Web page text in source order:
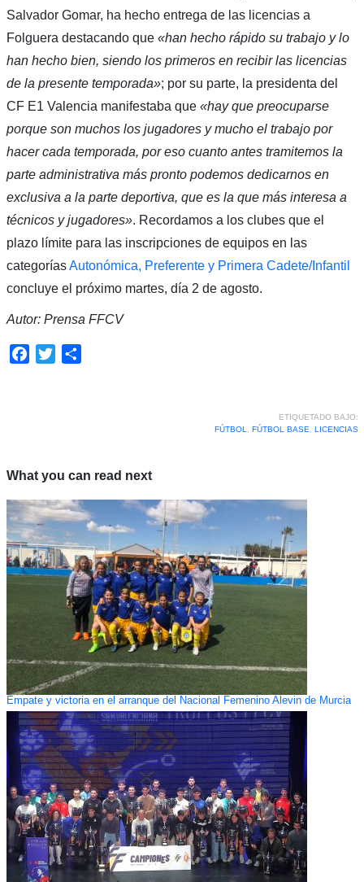
Salvador Gomar, ha hecho entrega de las licencias a
Folguera destacando que «han hecho rápido su trabajo y lo
han hecho bien, siendo los primeros en recibir las licencias
de la presente temporada»; por su parte, la presidenta del
CF E1 Valencia manifestaba que «hay que preocuparse
porque son muchos los jugadores y mucho el trabajo por
hacer cada temporada, por eso cuanto antes tramitemos la
parte administrativa más pronto podemos dedicarnos en
exclusiva a la parte deportiva, que es la que más interesa a
técnicos y jugadores». Recordamos a los clubes que el
plazo límite para las inscripciones de equipos en las
categoríasAutonómica, Preferente y Primera Cadete/Infantil
concluye el próximo martes, día 2 de agosto.
Autor: Prensa FFCV
Facebook
Twitter
ETIQUETADO BAJO:
FÚTBOL
FÚTBOL BASE LICENCIAS
What you can read next
Empate y victoria en el arranque del Nacional Femenino Alevin de Murcia